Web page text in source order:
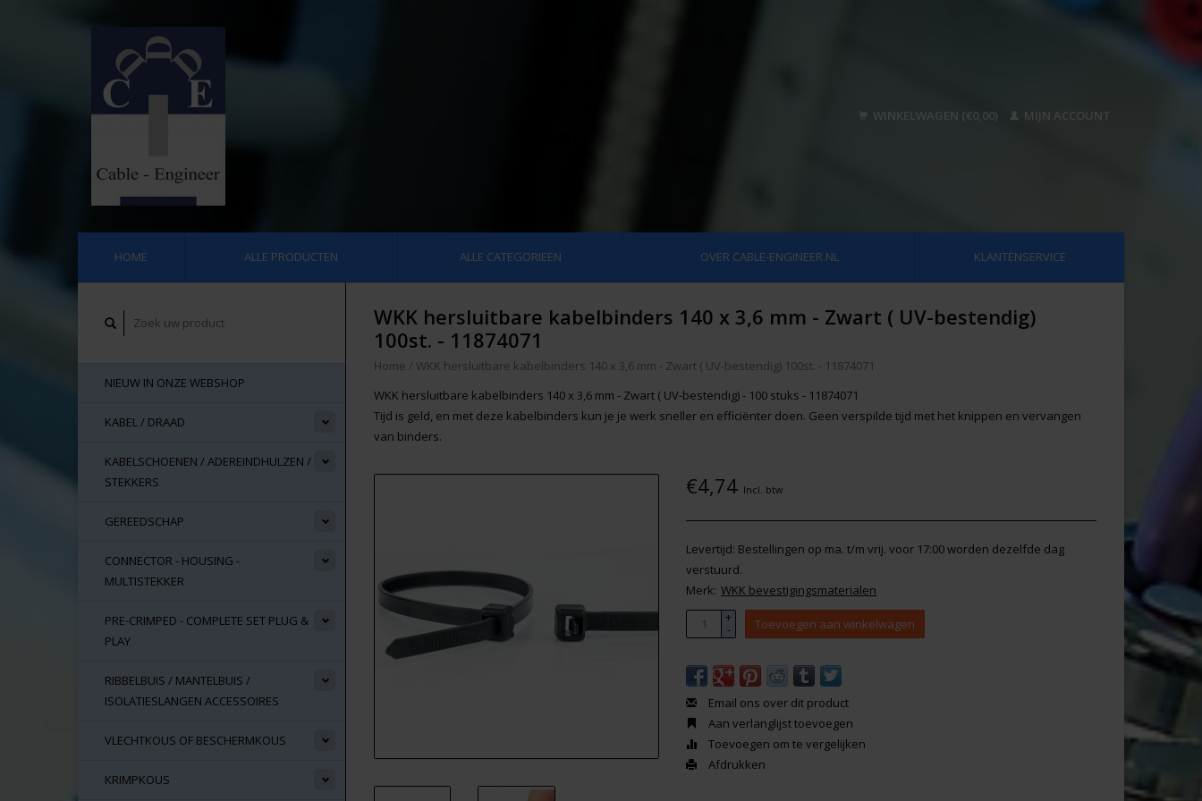
WINKELWAGEN (€0,00) MIJN ACCOUNT
HOME ALLE PRODUCTEN ALLE CATEGORIEËN OVER CABLE-ENGINEER.NL KLANTENSERVICE
NIEUW IN ONZE WEBSHOP
KABEL / DRAAD
KABELSCHOENEN / ADEREINDHULZEN /
STEKKERS
GEREEDSCHAP
CONNECTOR - HOUSING -
MULTISTEKKER
PRE-CRIMPED - COMPLETE SET PLUG &
PLAY
RIBBELBUIS / MANTELBUIS /
ISOLATIESLANGEN ACCESSOIRES
VLECHTKOUS OF BESCHERMKOUS
KRIMPKOUS
WKK hersluitbare kabelbinders 140 x 3,6 mm - Zwart ( UV-bestendig)
100st. - 11874071
Home / WKK hersluitbare kabelbinders 140 x 3,6 mm - Zwart ( UV-bestendig) 100st. - 11874071
WKK hersluitbare kabelbinders 140 x 3,6 mm - Zwart ( UV-bestendig) - 100 stuks - 11874071
Tijd is geld, en met deze kabelbinders kun je je werk sneller en efficiënter doen. Geen verspilde tijd met het knippen en vervangen
van binders.
€4,74 Incl. btw
Levertijd: Bestellingen op ma. t/m vrij. voor 17:00 worden dezelfde dag
verstuurd.
Merk: WKK bevestigingsmaterialen
+
- Toevoegen aan winkelwagen
Email ons over dit product
Aan verlanglijst toevoegen
Toevoegen om te vergelijken
Afdrukken